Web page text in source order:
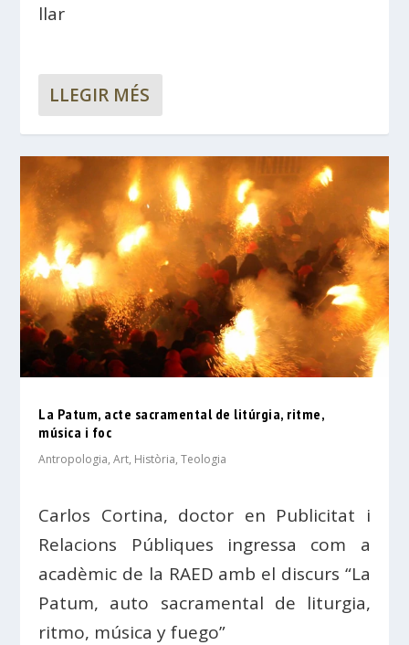
llar
LLEGIR MÉS
La Patum, acte sacramental de litúrgia, ritme,
música i foc
Antropologia,Art, Història,Teologia
Carlos Cortina, doctor en Publicitat i
Relacions Públiques ingressa com a
acadèmic de la RAED amb el discurs “La
Patum, auto sacramental de liturgia,
ritmo, música y fuego”